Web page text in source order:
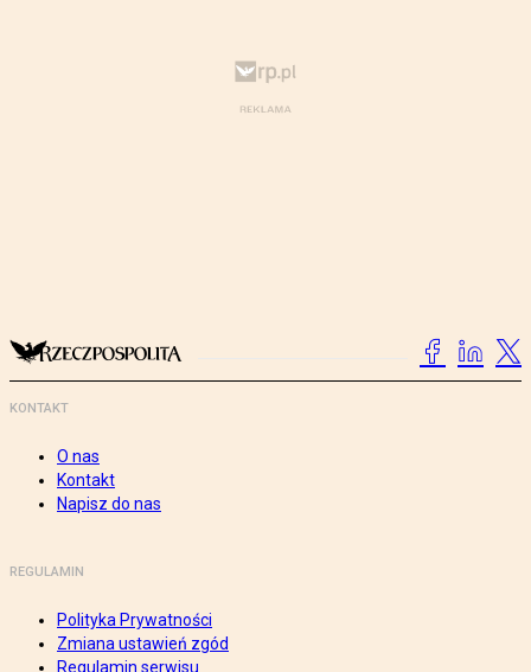
KONTAKT
O nas
Kontakt
Napisz do nas
REGULAMIN
Polityka Prywatności
Zmiana ustawień zgód
Regulamin serwisu